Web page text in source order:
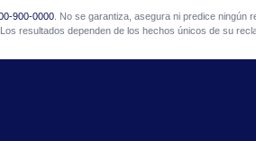
900-0000 . No se garantiza, asegura ni predice ningún
resultados dependen de los hechos únicos de su